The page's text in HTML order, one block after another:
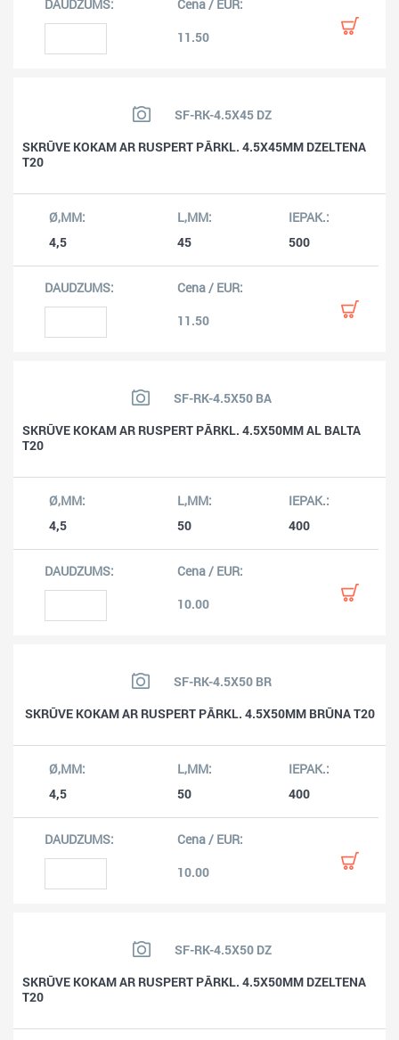
11.50
SF-RK-4.5X45 DZ
SKRŪVE KOKAM AR RUSPERT PĀRKL. 4.5X45MM DZELTENA
T20
4,5 45 500
11.50
SF-RK-4.5X50 BA
SKRŪVE KOKAM AR RUSPERT PĀRKL. 4.5X50MM AL BALTA
T20
4,5 50 400
10.00
SF-RK-4.5X50 BR
SKRŪVE KOKAM AR RUSPERT PĀRKL. 4.5X50MM BRŪNA T20
4,5 50 400
10.00
SF-RK-4.5X50 DZ
SKRŪVE KOKAM AR RUSPERT PĀRKL. 4.5X50MM DZELTENA
T20